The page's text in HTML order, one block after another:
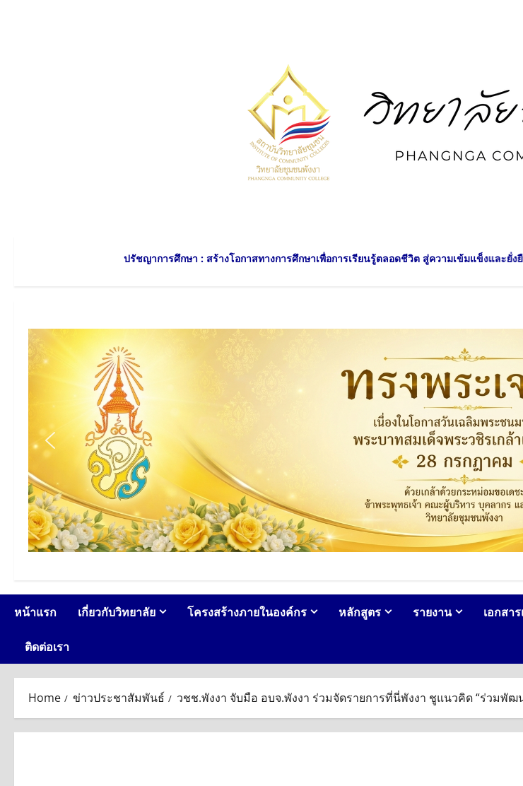
รัชญาการศึกษา : สร้างโอกาสทางการศึกษาเพื่อการเรียนรู้ตลอดชีวิต สู่ความเข้มแข็งและยั่งยืนของชุมชน วิสัยทัศน์ :
หน้าแรก เกี่ยวกับวิทยาลัย โครงสร้างภายในองค์กร หลักสูตร รายงาน เอกสา
ติดต่อเรา
Home ข่าวประชาสัมพันธ์ วชช.พังงา จับมือ อบจ.พังงา ร่วมจัดรายการที่นี่พังงา ชูแนวคิด “ร่วม